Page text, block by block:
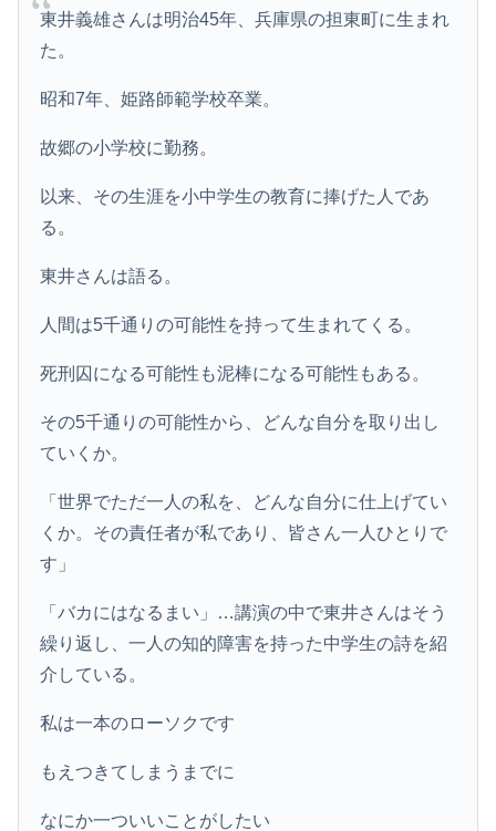
東井義雄さんは明治45年、兵庫県の担東町に生まれ
た。
昭和7年、姫路師範学校卒業。
故郷の小学校に勤務。
以来、その生涯を小中学生の教育に捧げた人であ
る。
東井さんは語る。
人間は5千通りの可能性を持って生まれてくる。
死刑囚になる可能性も泥棒になる可能性もある。
その5千通りの可能性から、どんな自分を取り出し
ていくか。
「世界でただ一人の私を、どんな自分に仕上げてい
くか。その責任者が私であり、皆さん一人ひとりで
す」
「バカにはなるまい」…講演の中で東井さんはそう
繰り返し、一人の知的障害を持った中学生の詩を紹
介している。
私は一本のローソクです
もえつきてしまうまでに
なにか一ついいことがしたい